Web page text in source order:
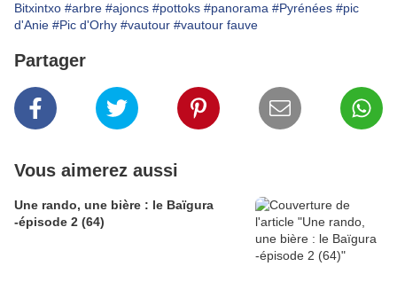
Bitxintxo #arbre #ajoncs #pottoks #panorama #Pyrénées #pic
d'Anie #Pic d'Orhy #vautour #vautour fauve
Partager
Vous aimerez aussi
Une rando, une bière : le Baïgura
-épisode 2 (64)